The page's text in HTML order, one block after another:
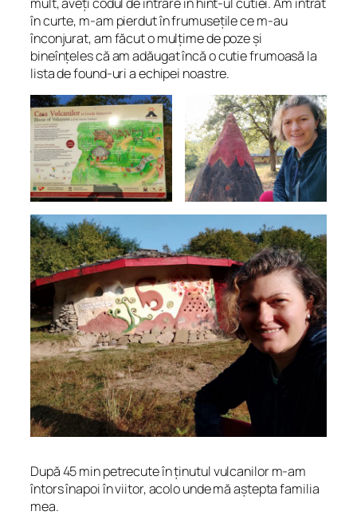
în curte, m-am pierdut în frumusețile ce m-au
înconjurat, am făcut o mulțime de poze și
bineînțeles că am adăugat încă o cutie frumoasă la
lista de found-uri a echipei noastre.
După 45 min petrecute în ținutul vulcanilor m-am
întors înapoi în viitor, acolo unde mă aștepta familia
mea.